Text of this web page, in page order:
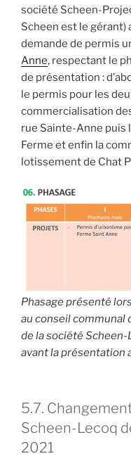
société Scheen-
Scheen est le gérant)
demande de permis
Anne, respectant le
de présentation :
le permis pour les
commercialisation
rue Sainte-Anne puis
Ferme et enfin la
lotissement de Chat
Phasage présenté
au conseil communal
de la société
avant la présentation
5.7.
Scheen-Lecoq
2021